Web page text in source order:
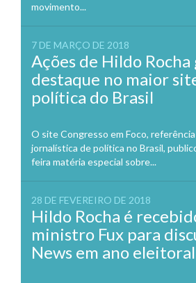
movimento...
7 DE MARÇO DE 2018
Ações de Hildo Rocha
destaque no maior
política do Brasil
O site Congresso em Foco,
jornalística de política no Brasil,
feira matéria especial sobre...
28 DE FEVEREIRO DE 2018
Hildo Rocha é
ministro Fux para
News em ano eleitoral